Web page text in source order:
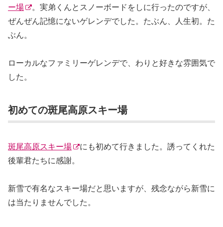
ー場
。実弟くんとスノーボードをしに行ったのですが、
ぜんぜん記憶にないゲレンデでした。たぶん、人生初。た
ぶん。
ローカルなファミリーゲレンデで、わりと好きな雰囲気で
した。
初めての斑尾高原スキー場
斑尾高原スキー場
にも初めて行きました。誘ってくれた
後輩君たちに感謝。
新雪で有名なスキー場だと思いますが、残念ながら新雪に
は当たりませんでした。